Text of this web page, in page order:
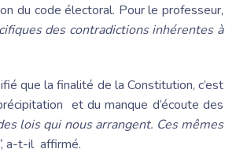
du code électoral. Pour le professeur,
des contradictions inhérentes à
que la finalité de la Constitution, c’est
et du manque d’écoute des
lois qui nous arrangent. Ces mêmes
, a-t-il affirmé.